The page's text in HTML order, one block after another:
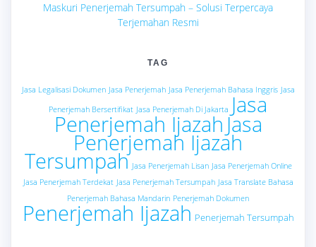
Maskuri Penerjemah Tersumpah – Solusi Terpercaya
Terjemahan Resmi
TAG
Jasa Legalisasi Dokumen Jasa Penerjemah Jasa Penerjemah Bahasa Inggris Jasa
Penerjemah Bersertifikat Jasa Penerjemah Di Jakarta Jasa
Penerjemah Ijazah Jasa
Penerjemah Ijazah
Tersumpah Jasa Penerjemah Lisan Jasa Penerjemah Online
Jasa Penerjemah Terdekat Jasa Penerjemah Tersumpah Jasa Translate Bahasa
Penerjemah Bahasa Mandarin Penerjemah Dokumen
Penerjemah Ijazah Penerjemah Tersumpah